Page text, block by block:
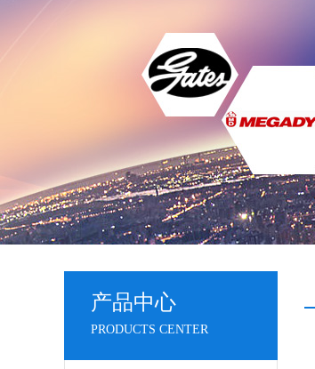
产品中心
PRODUCTS CENTER